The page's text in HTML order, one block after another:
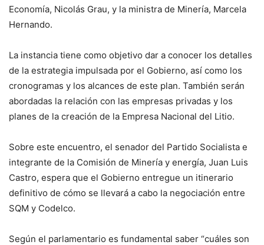
Economía, Nicolás Grau, y la ministra de Minería, Marcela
Hernando.
La instancia tiene como objetivo dar a conocer los detalles
de la estrategia impulsada por el Gobierno, así como los
cronogramas y los alcances de este plan. También serán
abordadas la relación con las empresas privadas y los
planes de la creación de la Empresa Nacional del Litio.
Sobre este encuentro, el senador del Partido Socialista e
integrante de la Comisión de Minería y energía, Juan Luis
Castro, espera que el Gobierno entregue un itinerario
definitivo de cómo se llevará a cabo la negociación entre
SQM y Codelco.
Según el parlamentario es fundamental saber “cuáles son